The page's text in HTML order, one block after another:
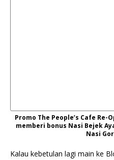
Promo The People’s Cafe Re-
memberi bonus Nasi Bejek
Nasi
Kalau kebetulan lagi main ke